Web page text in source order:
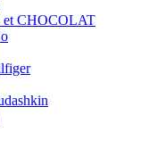
CHOCOLAT